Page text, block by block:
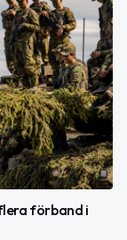
förband i